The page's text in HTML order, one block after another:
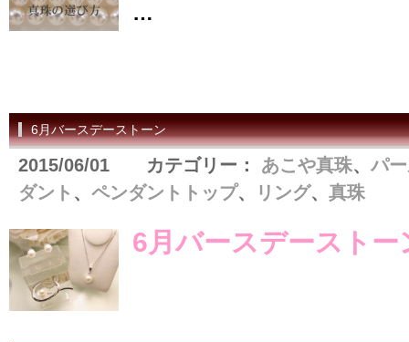
…
6月バースデーストーン
2015/06/01 カテゴリー： あこや真珠、 パ
ダント 、 ペンダントトップ、 リング、 真珠
6月バースデーストー